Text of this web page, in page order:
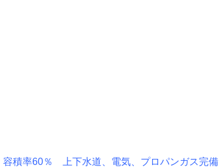
率60％ 上下水道、電気、プロパンガス完備